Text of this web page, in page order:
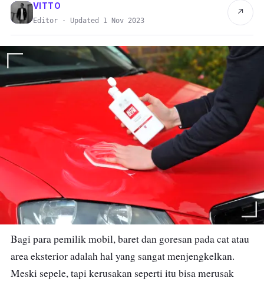
VITTO
Editor · Updated 1 Nov 2023
↗
Bagi para pemilik mobil, baret dan goresan pada cat atau
area eksterior adalah hal yang sangat menjengkelkan.
Meski sepele, tapi kerusakan seperti itu bisa merusak